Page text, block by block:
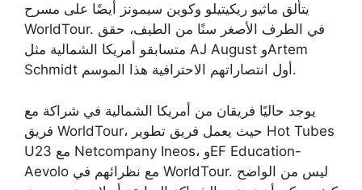
يتألق ماثيو ريكيتيلو وكوين سيمونز أيضًا على مسرح
WorldTour. في الطرف الأصغر سنًا من الطيف، حقق
متسابقو أمريكا الشمالية مثل AJ August وArtem
Schmidt أول انتصاراتهم الاحترافية هذا الموسم.
يوجد حاليًا فريقان من أمريكا الشمالية في شراكة مع
فريق WorldTour، حيث يعمل فريق تطوير Hot Tubes
U23 مع Netcompany Ineos، وEF Education-
Aevolo مع نظرائهم في WorldTour. ليس من الواضح